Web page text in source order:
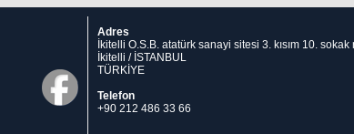
Adres
İkitelli O.S.B. atatürk sanayi sitesi 3. kısım 10.
İkitelli / İSTANBUL
TÜRKİYE
Telefon
+90 212 486 33 66